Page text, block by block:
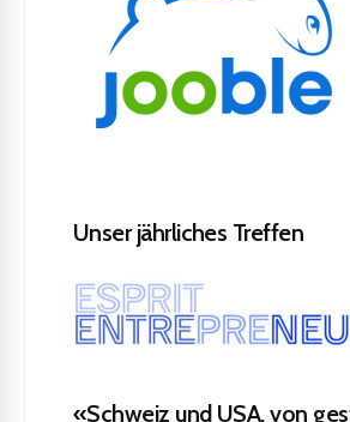
Unser jährliches Treffen
«Schweiz und USA, von